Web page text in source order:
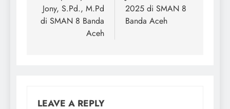
Jony, S.Pd., M.Pd
di SMAN 8 Banda
Aceh
2025 di SMAN 8
Banda Aceh
LEAVE A REPLY